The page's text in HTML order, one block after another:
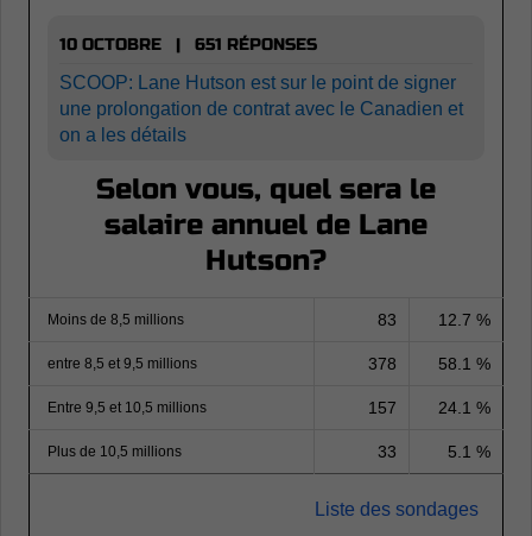
10 OCTOBRE | 651 RÉPONSES
SCOOP: Lane Hutson est sur le point de signer
une prolongation de contrat avec le Canadien et
on a les détails
Selon vous, quel sera le
salaire annuel de Lane
Hutson?
Moins de 8,5 millions 83 12.7 %
entre 8,5 et 9,5 millions 378 58.1 %
Entre 9,5 et 10,5 millions 157 24.1 %
Plus de 10,5 millions 33 5.1 %
Liste des sondages